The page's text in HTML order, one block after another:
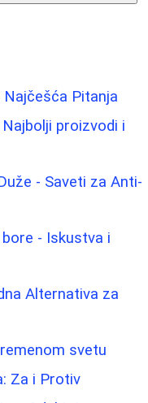
Najčešća Pitanja
proizvodi i
- Saveti za Anti-
- Iskustva i
Alternativa za
svetu
Za i Protiv